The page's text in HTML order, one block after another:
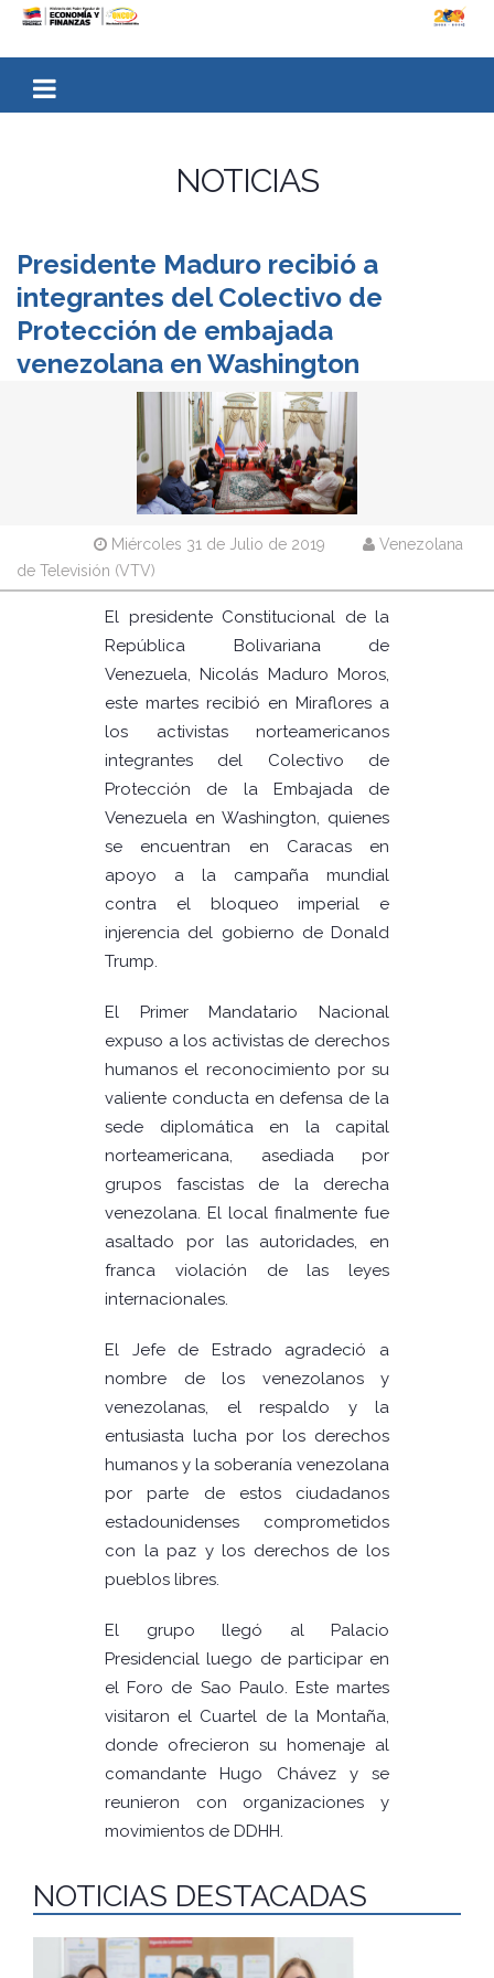
NOTICIAS
Presidente Maduro recibió a
integrantes del Colectivo de
Protección de embajada
venezolana en Washington
Miércoles 31 de Julio de 2019
Venezolana
de Televisión (VTV)
El presidente Constitucional de la
República Bolivariana de
Venezuela, Nicolás Maduro Moros,
este martes recibió en Miraflores a
los activistas norteamericanos
integrantes del Colectivo de
Protección de la Embajada de
Venezuela en Washington, quienes
se encuentran en Caracas en
apoyo a la campaña mundial
contra el bloqueo imperial e
injerencia del gobierno de Donald
Trump.
El Primer Mandatario Nacional
expuso a los activistas de derechos
humanos el reconocimiento por su
valiente conducta en defensa de la
sede diplomática en la capital
norteamericana, asediada por
grupos fascistas de la derecha
venezolana. El local finalmente fue
asaltado por las autoridades, en
franca violación de las leyes
internacionales.
El Jefe de Estrado agradeció a
nombre de los venezolanos y
venezolanas, el respaldo y la
entusiasta lucha por los derechos
humanos y la soberanía venezolana
por parte de estos ciudadanos
estadounidenses comprometidos
con la paz y los derechos de los
pueblos libres.
El grupo llegó al Palacio
Presidencial luego de participar en
el Foro de Sao Paulo. Este martes
visitaron el Cuartel de la Montaña,
donde ofrecieron su homenaje al
comandante Hugo Chávez y se
reunieron con organizaciones y
movimientos de DDHH.
NOTICIAS DESTACADAS